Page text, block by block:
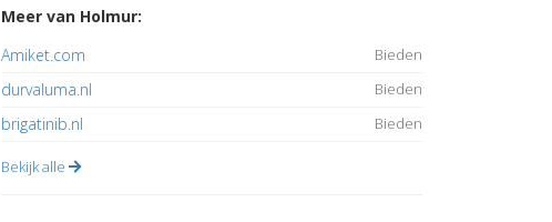
Meer van Holmur:
Amiket.com
Bieden
durvaluma.nl Bieden
brigatinib.nl Bieden
Bekijk alle